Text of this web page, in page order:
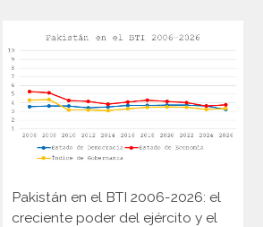
Pakistán en el BTI 2006-2026: el
creciente poder del ejército y el